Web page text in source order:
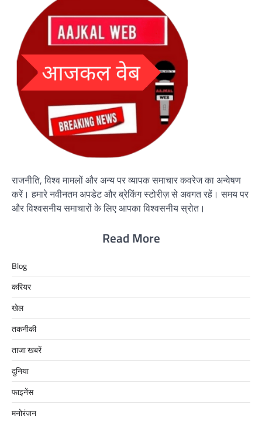
राजनीति, विश्व मामलों और अन्य पर व्यापक समाचार कवरेज का अन्वेषण
करें। हमारे नवीनतम अपडेट और ब्रेकिंग स्टोरीज़ से अवगत रहें। समय पर
और विश्वसनीय समाचारों के लिए आपका विश्वसनीय स्रोत।
Read More
Blog
करियर
खेल
तकनीकी
ताजा खबरें
दुनिया
फाइनेंस
मनोरंजन